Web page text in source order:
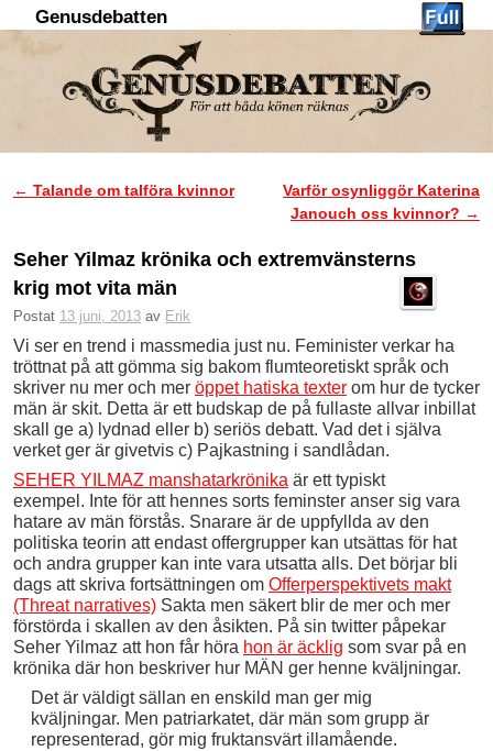
Genusdebatten
Inläggsnavigering
← Talande om talföra kvinnor
Varför osynliggör Katerina
Janouch oss kvinnor? →
Seher Yilmaz krönika och extremvänsterns
krig mot vita män
Postat 13 juni, 2013 av Erik
Vi ser en trend i massmedia just nu. Feminister verkar ha
tröttnat på att gömma sig bakom flumteoretiskt språk och
skriver nu mer och mer öppet hatiska texter om hur de tycker
män är skit. Detta är ett budskap de på fullaste allvar inbillat
skall ge a) lydnad eller b) seriös debatt. Vad det i själva
verket ger är givetvis c) Pajkastning i sandlådan.
SEHER YILMAZ manshatarkrönika är ett typiskt
exempel. Inte för att hennes sorts feminster anser sig vara
hatare av män förstås. Snarare är de uppfyllda av den
politiska teorin att endast offergrupper kan utsättas för hat
och andra grupper kan inte vara utsatta alls. Det börjar bli
dags att skriva fortsättningen om Offerperspektivets makt
(Threat narratives) Sakta men säkert blir de mer och mer
förstörda i skallen av den åsikten. På sin twitter påpekar
Seher Yilmaz att hon får höra hon är äcklig som svar på en
krönika där hon beskriver hur MÄN ger henne kväljningar.
Det är väldigt sällan en enskild man ger mig
kväljningar. Men patriarkatet, där män som grupp är
representerad, gör mig fruktansvärt illamående.